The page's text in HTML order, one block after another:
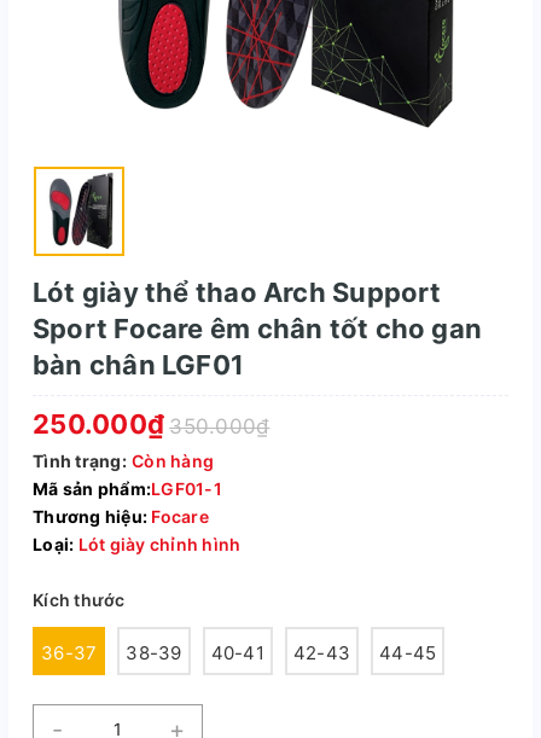
Lót giày thể thao Arch Support
Sport Focare êm chân tốt cho gan
bàn chân LGF01
250.000₫ 350.000₫
Tình trạng: Còn hàng
Mã sản phẩm:LGF01-1
Thương hiệu: Focare
Loại: Lót giày chỉnh hình
Kích thước
36-37 38-39 40-41 42-43 44-45
- +